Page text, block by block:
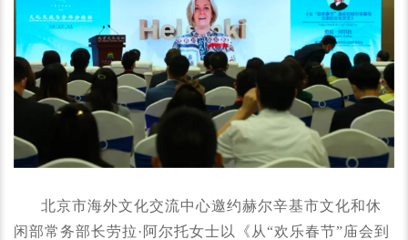
北京市海外文化交流中心邀约赫尔辛基市文化和休
闲部常务部长劳拉·阿尔托女士以《从“欢乐春节”庙会到